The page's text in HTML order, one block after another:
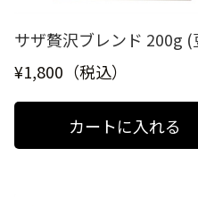
サザ贅沢ブレンド 200g (
¥1,800（税込）